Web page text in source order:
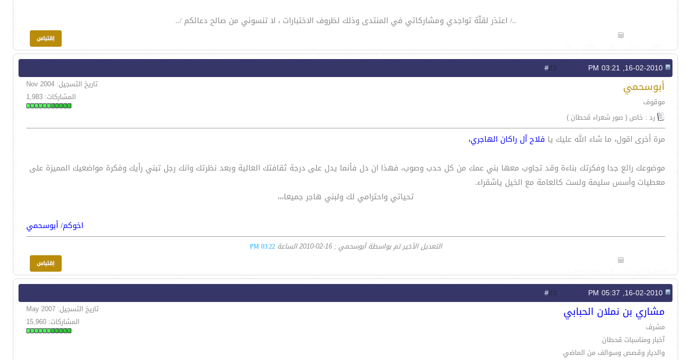
../ اعتذر لقلّة تواجدي ومشاركاتي في المنتدى وذلك لظروف الاختبارات ، لا تنسوني من صالح دعائكم /..
22
أبوسحمي
موقوف
تاريخ التسجيل: Nov 2004
المشاركات: 1,983
رد : خاص ( صور شعراء قحطان )
مرة أخرى اقول، ما شاء الله عليك يا فلاح آل راكان الهاجري،
موضوعك رائع جدا وفكرتك بناءة وقد تجاوب معها بني عمك من كل حدب وصوب، فهذا ان دل فأنما يدل على درجة ثقافتك العالية وبعد نظرتك وانك رجل تبني رأيك وفكرة مواضعيك المميزة على
معطيات وأسس سليمة ولست كالعامة مع الخيل ياشقراء.
تحياتي واحترامي لك ولبني هاجر جميعا،،،
اخوكم/ أبوسحمي
التعديل الأخير تم بواسطة أبوسحمي ; 16-02-2010 الساعة 03:22 PM
23
مشاري بن نملان الحبابي
مشرف
آخبار ومناسبات قحطان
والديار وقصص وسوالف من الماضي
تاريخ التسجيل: May 2007
المشاركات: 15,960